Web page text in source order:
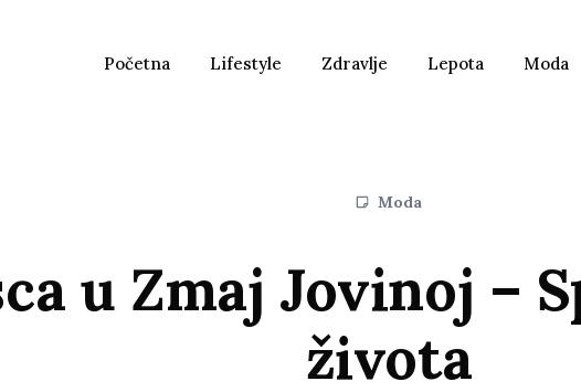
Početna Lifestyle Zdravlje Lepota Moda
Moda
u Zmaj Jovinoj –
života